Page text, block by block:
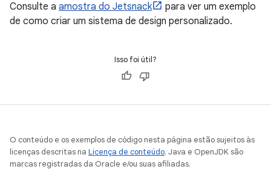
Consulte a amostra do Jetsnack
para ver um exemplo
de como criar um sistema de design personalizado.
Isso foi útil?
O conteúdo e os exemplos de código nesta página estão sujeitos às
licenças descritas na Licença de conteúdo. Java e OpenJDK são
marcas registradas da Oracle e/ou suas afiliadas.